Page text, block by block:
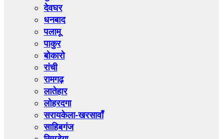
देवघर
धनबाद
पलामू
पाकुर
बोकारो
रांची
रामगढ़
लातेहार
लोहरदगा
सरायकेला-खरसावाँ
साहिबगंज